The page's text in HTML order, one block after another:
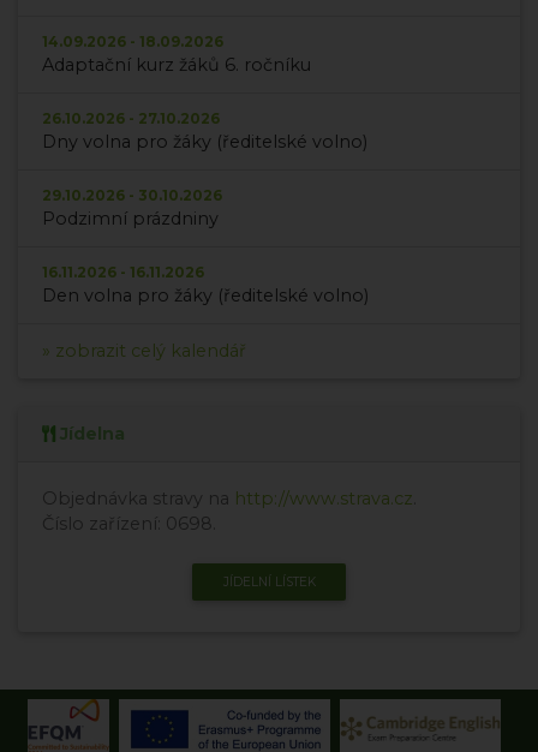
14.09.2026 - 18.09.2026
Adaptační kurz žáků 6. ročníku
26.10.2026 - 27.10.2026
Dny volna pro žáky (ředitelské volno)
29.10.2026 - 30.10.2026
Podzimní prázdniny
16.11.2026 - 16.11.2026
Den volna pro žáky (ředitelské volno)
» zobrazit celý kalendář
Jídelna
Objednávka stravy na http://www.strava.cz
Číslo zařízení: 0698.
JÍDELNÍ LÍSTEK